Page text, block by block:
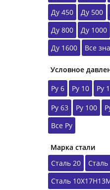
Ду 450
Ду 500
Ду 800
Ду 1000
Ду 1600
Все
Условное
Ру 6
Ру 10 Ру
Ру 63 Ру 100
Все Ру
Марка стали
Сталь 20
Сталь